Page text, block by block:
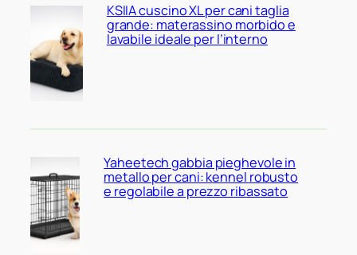
KSIIA cuscino XL per cani taglia
grande: materassino morbido e
lavabile ideale per l’interno
Yaheetech gabbia pieghevole in
metallo per cani: kennel robusto
e regolabile a prezzo ribassato